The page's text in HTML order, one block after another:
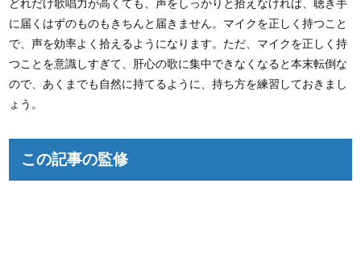
どれだけ歌唱力が高くても、声をしっかりと拾えなければ、聴き手
に届くはずのものもきちんと届きません。マイクを正しく持つこと
で、声を効率よく拾えるようになります。ただ、マイクを正しく持
つことを意識しすぎて、肝心の歌に集中できなくなると本末転倒な
ので、あくまでも自然に持てるように、持ち方を練習しておきまし
ょう。
この記事の監修